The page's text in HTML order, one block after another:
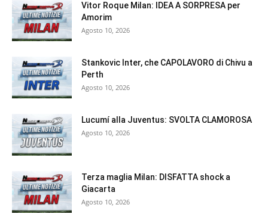
Vitor Roque Milan: IDEA A SORPRESA per
Amorim
Agosto 10, 2026
Stankovic Inter, che CAPOLAVORO di Chivu a
Perth
Agosto 10, 2026
Lucumí alla Juventus: SVOLTA CLAMOROSA
Agosto 10, 2026
Terza maglia Milan: DISFATTA shock a
Giacarta
Agosto 10, 2026